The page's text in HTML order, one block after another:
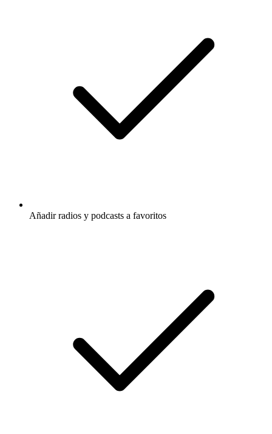
Añadir radios y podcasts a favoritos